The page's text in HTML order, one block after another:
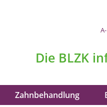
A-
Die BLZK
Zahnbehandlung